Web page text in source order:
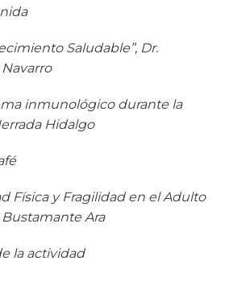
Saludable”, Dr.
inmunológico durante la
Hidalgo
Física y Fragilidad en el Adulto
Bustamante Ara
la actividad